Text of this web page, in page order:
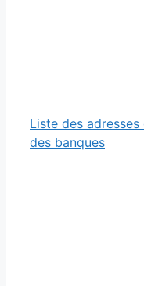
Liste des
des banques